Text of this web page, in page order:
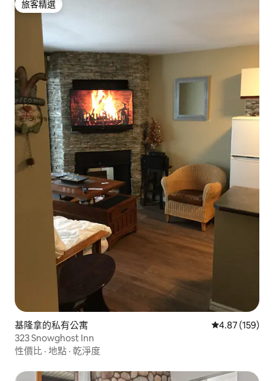
旅客精選
旅客精選
基隆拿的私有公寓 從 159 則評價
4.87 (159)
323 Snowghost Inn
性價比 · 地點 · 乾淨度